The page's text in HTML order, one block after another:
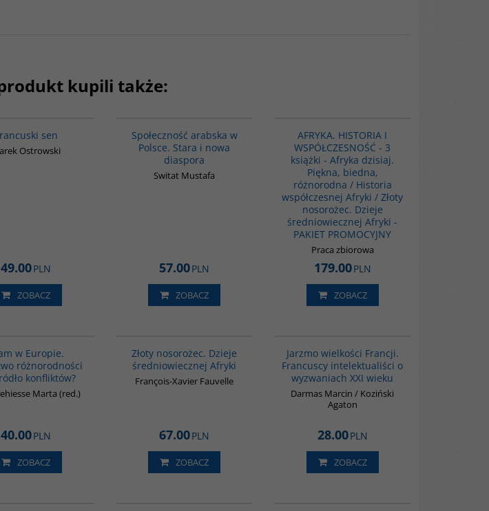
kupili także:
sen
Ostrowski
49.00PLN
ZOBACZ
Społeczność arabska w
Polsce. Stara i nowa
diaspora
Switat Mustafa
57.00PLN
ZOBACZ
AFRYKA. HISTORIA I
WSPÓŁCZESNOŚĆ - 3
książki - Afryka dzisiaj.
Piękna, biedna,
różnorodna / Historia
współczesnej Afryki / Złoty
nosorożec. Dzieje
średniowiecznej Afryki -
PAKIET PROMOCYJNY
Praca zbiorowa
179.00PLN
ZOBACZ
w Europie.
różnorodności
konfliktów?
Marta (red.)
40.00PLN
ZOBACZ
Złoty nosorożec. Dzieje
średniowiecznej Afryki
François-Xavier Fauvelle
67.00PLN
ZOBACZ
Jarzmo wielkości Francji.
Francuscy intelektualiści o
wyzwaniach XXI wieku
Darmas Marcin / Koziński
Agaton
28.00PLN
ZOBACZ